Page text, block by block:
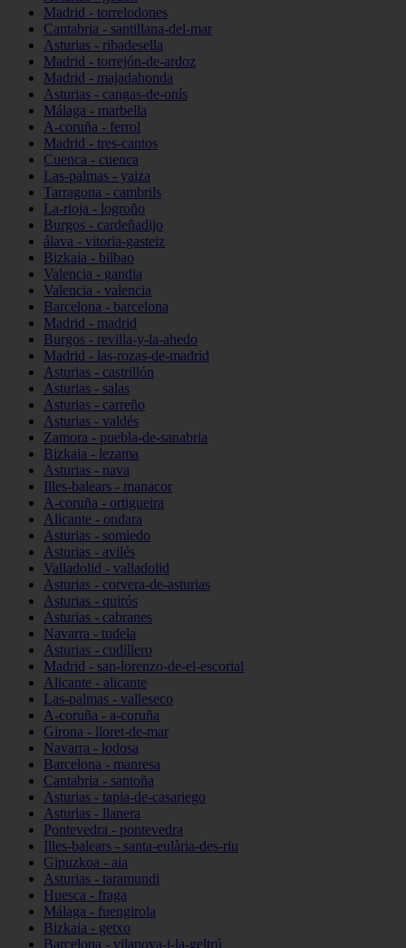
Madrid - torrelodones
Cantabria - santillana-del-mar
Asturias - ribadesella
Madrid - torrejón-de-ardoz
Madrid - majadahonda
Asturias - cangas-de-onís
Málaga - marbella
A-coruña - ferrol
Madrid - tres-cantos
Cuenca - cuenca
Las-palmas - yaiza
Tarragona - cambrils
La-rioja - logroño
Burgos - cardeñadijo
álava - vitoria-gasteiz
Bizkaia - bilbao
Valencia - gandia
Valencia - valencia
Barcelona - barcelona
Madrid - madrid
Burgos - revilla-y-la-ahedo
Madrid - las-rozas-de-madrid
Asturias - castrillón
Asturias - salas
Asturias - carreño
Asturias - valdés
Zamora - puebla-de-sanabria
Bizkaia - lezama
Asturias - nava
Illes-balears - manacor
A-coruña - ortigueira
Alicante - ondara
Asturias - somiedo
Asturias - avilés
Valladolid - valladolid
Asturias - corvera-de-asturias
Asturias - quirós
Asturias - cabranes
Navarra - tudela
Asturias - cudillero
Madrid - san-lorenzo-de-el-escorial
Alicante - alicante
Las-palmas - valleseco
A-coruña - a-coruña
Girona - lloret-de-mar
Navarra - lodosa
Barcelona - manresa
Cantabria - santoña
Asturias - tapia-de-casariego
Asturias - llanera
Pontevedra - pontevedra
Illes-balears - santa-eulària-des-riu
Gipuzkoa - aia
Asturias - taramundi
Huesca - fraga
Málaga - fuengirola
Bizkaia - getxo
Barcelona - vilanova-i-la-geltrú